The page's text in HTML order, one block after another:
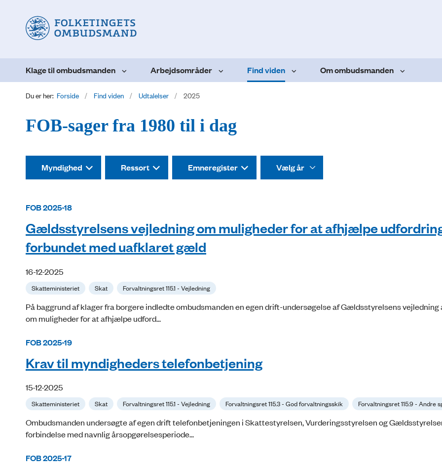
Klage til ombudsmanden Arbejdsområder Find viden Om ombudsmanden
Du er her: Forside Find viden Udtalelser 2025
FOB-sager fra 1980 til i dag
Myndighed Ressort Emneregister
FOB 2025-18
Gældsstyrelsens vejledning om muligheder for at afhjælpe
forbundet med uafklaret gæld
16-12-2025
Skatteministeriet Skat Forvaltningsret 115.1 - Vejledning
På baggrund af klager fra borgere indledte ombudsmanden en egen drift-undersøgelse af Gældsstyrelsens vejledning
om muligheder for at afhjælpe udford...
FOB 2025-19
Krav til myndigheders telefonbetjening
15-12-2025
Skatteministeriet Skat Forvaltningsret 115.1 - Vejledning Forvaltningsret 115.3 - God forvaltningsskik Forvaltningsret 115.9 - Andre
Ombudsmanden undersøgte af egen drift telefonbetjeningen i Skattestyrelsen, Vurderingsstyrelsen og
forbindelse med navnlig årsopgørelsesperiode...
FOB 2025-17